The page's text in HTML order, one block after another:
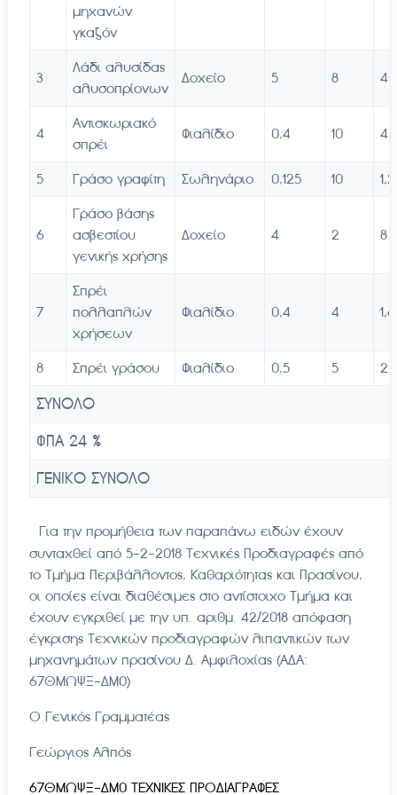
μηχανών
γκαζόν
3
Λάδι αλυσίδας
αλυσοπρίονων
Δοχείο 5 8 40
4
Αντισκωριακό
σπρέι
Φιαλίδιο 0,4 10 4
5 Γράσο γραφίτη Σωληνάριο 0,125 10
6
Γράσο βάσης
ασβεστίου
γενικής χρήσης
Δοχείο 4 2 8
7
Σπρέι
πολλαπλών
χρήσεων
Φιαλίδιο 0,4 4 1,6
8 Σπρέι γράσου Φιαλίδιο 0,5 5
ΣΥΝΟΛΟ
ΦΠΑ 24 %
ΓΕΝΙΚΟ ΣΥΝΟΛΟ
Για την προμήθεια των παραπάνω ειδών έχουν
συνταχθεί από 5-2-2018 Τεχνικές Προδιαγραφές από
το Τμήμα Περιβάλλοντος, Καθαριότητας και Πρασίνου,
οι οποίες είναι διαθέσιμες στο αντίστοιχο Τμήμα και
έχουν εγκριθεί με την υπ. αριθμ. 42/2018 απόφαση
έγκρισης Τεχνικών προδιαγραφών λιπαντικών των
μηχανημάτων πρασίνου Δ. Αμφιλοχίας (ΑΔΑ:
67ΘΜΩΨΞ-ΔΜ0)
Ο Γενικός Γραμματέας
Γεώργιος Αλπός
67ΘΜΩΨΞ-ΔΜ0 ΤΕΧΝΙΚΕΣ ΠΡΟΔΙΑΓΡΑΦΕΣ